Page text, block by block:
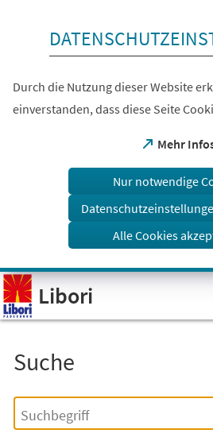
Visuelle
Assistenzsoftware
öffnen.
Durch die Nutzung dieser Website
einverstanden, dass diese Seite
Mehr
(Öffnet
einem
Tab)
Nur notwendige
Alle Cookies
Libori
Suche
Einfache
Suche
Suchbegriff